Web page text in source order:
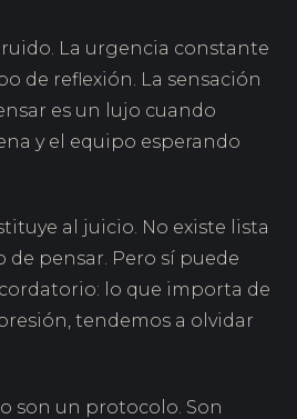
ruido. La urgencia constante
de reflexión. La sensación
es un lujo cuando
y el equipo esperando
al juicio. No existe lista
de pensar. Pero sí puede
lo que importa de
tendemos a olvidar
son un protocolo. Son